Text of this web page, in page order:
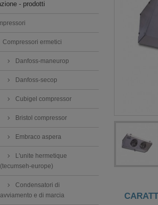
- prodotti
Compressori ermetici
Danfoss-maneurop
Danfoss-secop
Cubigel compressor
Bristol compressor
Embraco aspera
L'unite hermetique
(tecumseh-europe)
Condensatori di
avviamento e di marcia